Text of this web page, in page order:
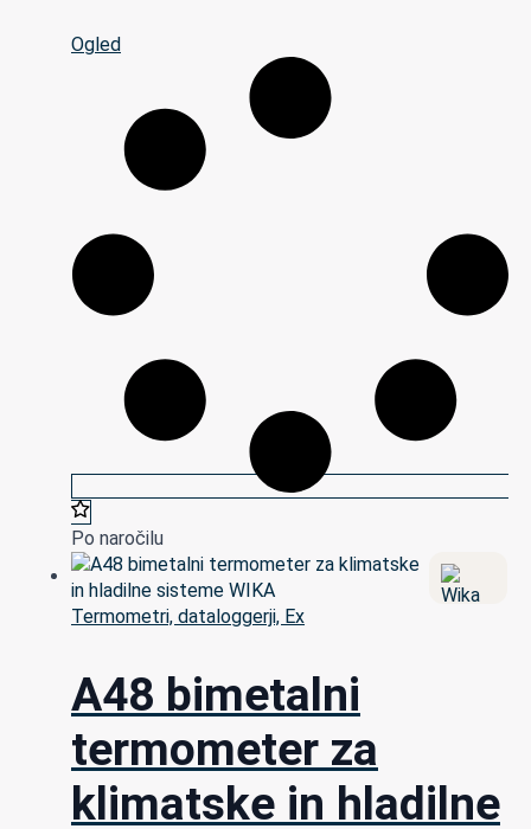
Ogled
Po naročilu
Termometri, dataloggerji, Ex
A48 bimetalni
termometer za
klimatske in hladilne